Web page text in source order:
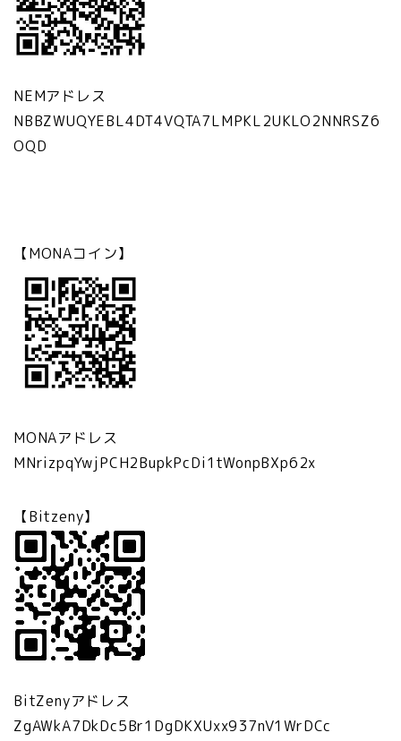
NEMアドレス
NBBZWUQYEBL4DT4VQTA7LMPKL2UKLO2NNRSZ6
OQD
【MONAコイン】
MONAアドレス
MNrizpqYwjPCH2BupkPcDi1tWonpBXp62x
【Bitzeny】
BitZenyアドレス
ZgAWkA7DkDc5Br1DgDKXUxx937nV1WrDCc